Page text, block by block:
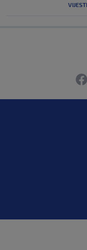
VIJESTI